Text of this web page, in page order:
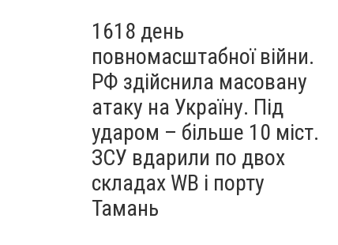
1618 день
повномасштабної війни.
РФ здійснила масовану
атаку на Україну. Під
ударом – більше 10 міст.
ЗСУ вдарили по двох
складах WB і порту
Тамань